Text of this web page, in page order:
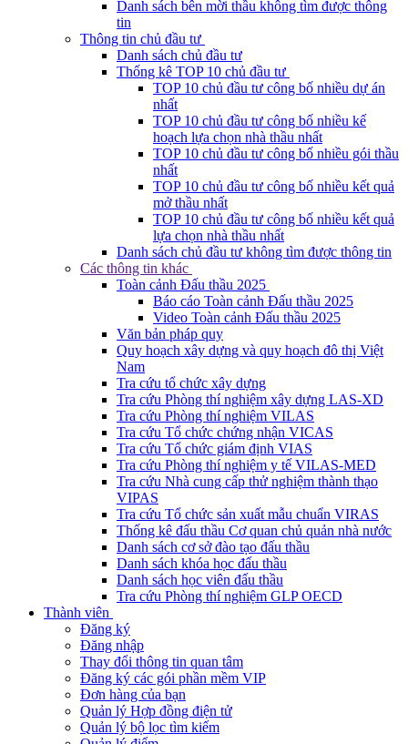
Danh sách bên mời thầu không tìm được thông
tin
Thông tin chủ đầu tư
Danh sách chủ đầu tư
Thống kê TOP 10 chủ đầu tư
TOP 10 chủ đầu tư công bố nhiều dự án
nhất
TOP 10 chủ đầu tư công bố nhiều kế
hoạch lựa chọn nhà thầu nhất
TOP 10 chủ đầu tư công bố nhiều gói thầu
nhất
TOP 10 chủ đầu tư công bố nhiều kết quả
mở thầu nhất
TOP 10 chủ đầu tư công bố nhiều kết quả
lựa chọn nhà thầu nhất
Danh sách chủ đầu tư không tìm được thông tin
Các thông tin khác
Toàn cảnh Đấu thầu 2025
Báo cáo Toàn cảnh Đấu thầu 2025
Video Toàn cảnh Đấu thầu 2025
Văn bản pháp quy
Quy hoạch xây dựng và quy hoạch đô thị Việt
Nam
Tra cứu tổ chức xây dựng
Tra cứu Phòng thí nghiệm xây dựng LAS-XD
Tra cứu Phòng thí nghiệm VILAS
Tra cứu Tổ chức chứng nhận VICAS
Tra cứu Tổ chức giám định VIAS
Tra cứu Phòng thí nghiệm y tế VILAS-MED
Tra cứu Nhà cung cấp thử nghiệm thành thạo
VIPAS
Tra cứu Tổ chức sản xuất mẫu chuẩn VIRAS
Thống kê đấu thầu Cơ quan chủ quản nhà nước
Danh sách cơ sở đào tạo đấu thầu
Danh sách khóa học đấu thầu
Danh sách học viên đấu thầu
Tra cứu Phòng thí nghiệm GLP OECD
Thành viên
Đăng ký
Đăng nhập
Thay đổi thông tin quan tâm
Đăng ký các gói phần mềm VIP
Đơn hàng của bạn
Quản lý Hợp đồng điện tử
Quản lý bộ lọc tìm kiếm